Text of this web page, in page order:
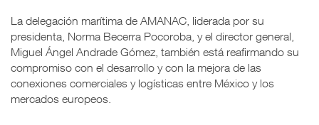
La delegación marítima de AMANAC, liderada por su
presidenta, Norma Becerra Pocoroba, y el director general,
Miguel Ángel Andrade Gómez, también está reafirmando su
compromiso con el desarrollo y con la mejora de las
conexiones comerciales y logísticas entre México y los
mercados europeos.